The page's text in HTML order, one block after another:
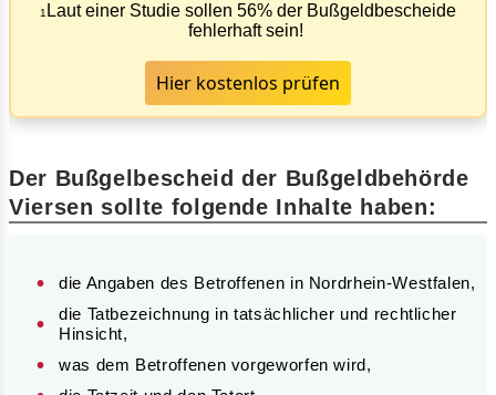
1 Laut einer Studie sollen 56% der Bußgeldbescheide
fehlerhaft sein!
Hier kostenlos prüfen
Der Bußgelbescheid der Bußgeldbehörde
Viersen sollte folgende Inhalte haben:
die Angaben des Betroffenen in Nordrhein-Westfalen,
die Tatbezeichnung in tatsächlicher und rechtlicher
Hinsicht,
was dem Betroffenen vorgeworfen wird,